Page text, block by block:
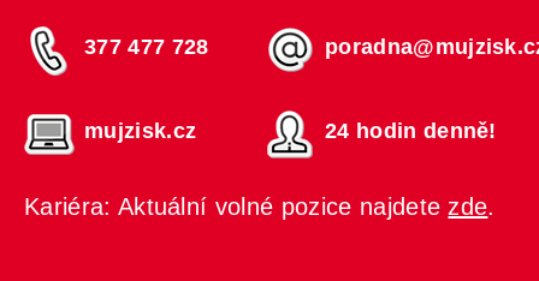
377 477 728
mujzisk.cz 24 hodin denně!
Kariéra: Aktuální volné pozice najdete zde.